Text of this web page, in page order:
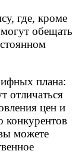
где, кроме
обещать
плана:
отличаться
цен и
конкурентов
можете